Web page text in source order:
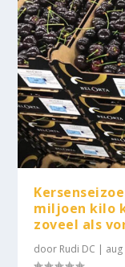
miljoen kilo
zoveel als
door Rudi DC | aug